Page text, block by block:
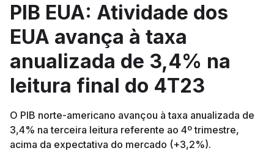
PIB EUA: Atividade dos
EUA avança à taxa
anualizada de 3,4% na
leitura final do 4T23
O PIB norte-americano avançou à taxa anualizada de
3,4% na terceira leitura referente ao 4º trimestre,
acima da expectativa do mercado (+3,2%).